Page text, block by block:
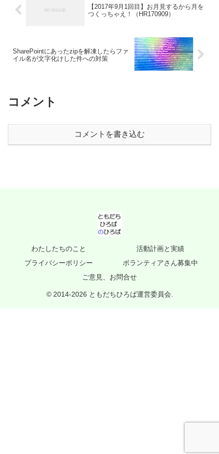
【2017年9月1回目】お月見するから月を
つくっちゃえ！（HR170909）
SharePointにあったzipを解凍したらファ
イル名が文字化けした件への対策
コメント
コメントを書き込む
わたしたちのこと
活動計画と実績
プライバシーポリシー
ボランティアさん募集中
ご意見、お問合せ
© 2014-2026 ともだちひろば運営委員会.